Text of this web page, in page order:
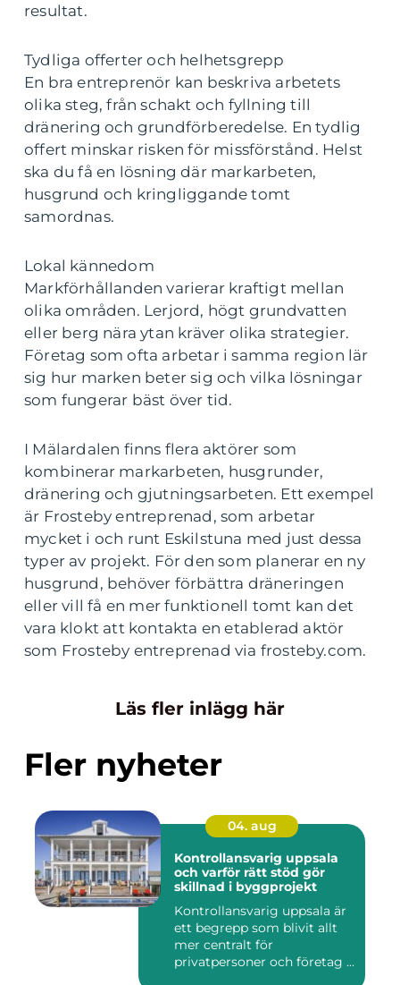
resultat.
Tydliga offerter och helhetsgrepp
En bra entreprenör kan beskriva arbetets
olika steg, från schakt och fyllning till
dränering och grundförberedelse. En tydlig
offert minskar risken för missförstånd. Helst
ska du få en lösning där markarbeten,
husgrund och kringliggande tomt
samordnas.
Lokal kännedom
Markförhållanden varierar kraftigt mellan
olika områden. Lerjord, högt grundvatten
eller berg nära ytan kräver olika strategier.
Företag som ofta arbetar i samma region lär
sig hur marken beter sig och vilka lösningar
som fungerar bäst över tid.
I Mälardalen finns flera aktörer som
kombinerar markarbeten, husgrunder,
dränering och gjutningsarbeten. Ett exempel
är Frosteby entreprenad, som arbetar
mycket i och runt Eskilstuna med just dessa
typer av projekt. För den som planerar en ny
husgrund, behöver förbättra dräneringen
eller vill få en mer funktionell tomt kan det
vara klokt att kontakta en etablerad aktör
som Frosteby entreprenad via frosteby.com.
Läs fler inlägg här
Fler nyheter
04. aug
Kontrollansvarig uppsala
och varför rätt stöd gör
skillnad i byggprojekt
Kontrollansvarig uppsala är
ett begrepp som blivit allt
mer centralt för
privatpersoner och företag ...